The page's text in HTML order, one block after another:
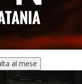
al mese